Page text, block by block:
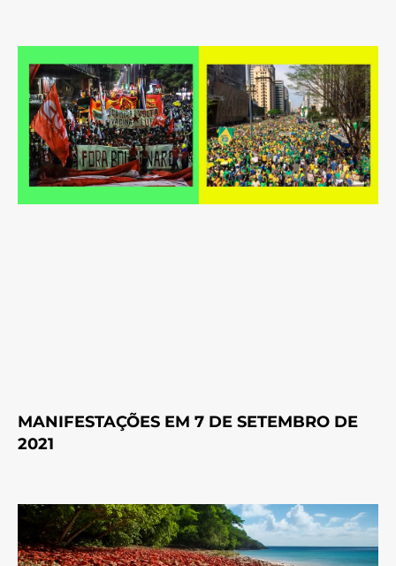
MANIFESTAÇÕES EM 7 DE SETEMBRO DE
2021